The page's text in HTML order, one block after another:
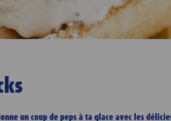
un coup de peps à ta glace avec les